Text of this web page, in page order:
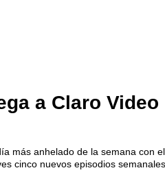
a Claro Video
más anhelado de la semana con
cinco nuevos episodios